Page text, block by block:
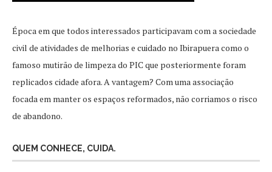
Época em que todos interessados participavam com a sociedade
civil de atividades de melhorias e cuidado no Ibirapuera como o
famoso mutirão de limpeza do PIC que posteriormente foram
replicados cidade afora. A vantagem? Com uma associação
focada em manter os espaços reformados, não corriamos o risco
de abandono.
QUEM CONHECE, CUIDA.